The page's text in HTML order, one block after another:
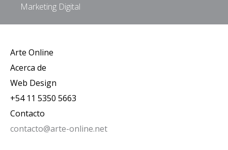
Marketing Digital
Arte Online
Acerca de
Web Design
+54 11 5350 5663
Contacto
contacto@arte-online.net